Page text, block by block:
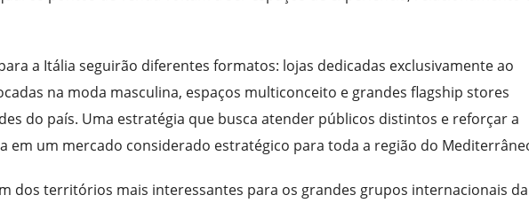
a Itália seguirão diferentes formatos: lojas dedicadas exclusivamente ao
na moda masculina, espaços multiconceito e grandes flagship stores
do país. Uma estratégia que busca atender públicos distintos e reforçar a
em um mercado considerado estratégico para toda a região do
dos territórios mais interessantes para os grandes grupos internacionais da